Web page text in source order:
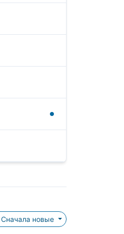
Сортировка: Сначала новые